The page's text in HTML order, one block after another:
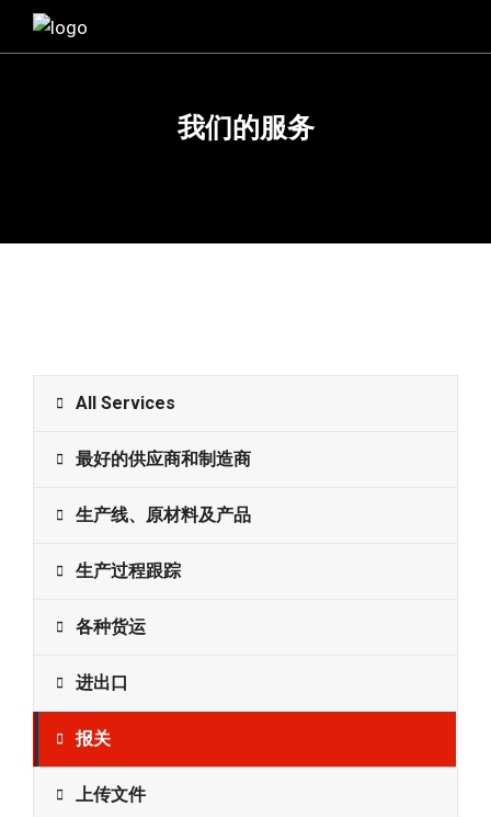
我们的服务
All Services
最好的供应商和制造商
生产线、原材料及产品
生产过程跟踪
各种货运
进出口
报关
上传文件